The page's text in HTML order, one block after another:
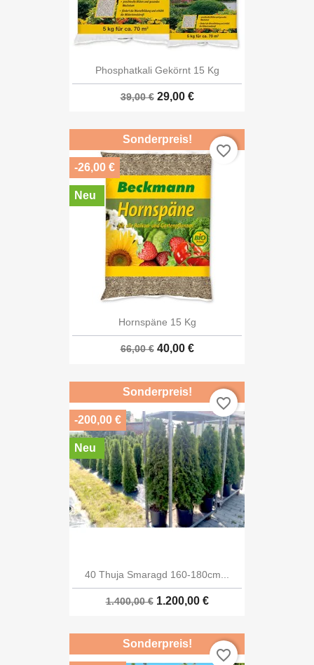
Sonderpreis!
favorite_border
40 Thuja Smaragd 160-180cm...
1.400,00 € 1.200,00 €
Sonderpreis!
-200,00 €
Neu
favorite_border
Hornspäne 15 Kg
66,00 € 40,00 €
Sonderpreis!
-26,00 €
Neu
favorite_border
Phosphatkali Gekörnt 15 Kg
39,00 € 29,00 €